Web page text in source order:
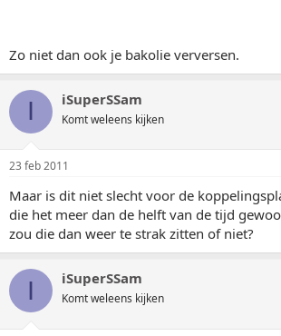
Zo niet dan ook je bakolie verversen.
I iSuperSSam
Komt weleens kijken
23 feb 2011
Maar is dit niet slecht voor de
die het meer dan de helft van de tijd
zou die dan weer te strak zitten of niet?
I iSuperSSam
Komt weleens kijken